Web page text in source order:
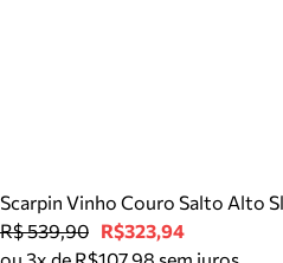
Scarpin Vinho Couro Salto Alto
R$ 539,90 R$323,94